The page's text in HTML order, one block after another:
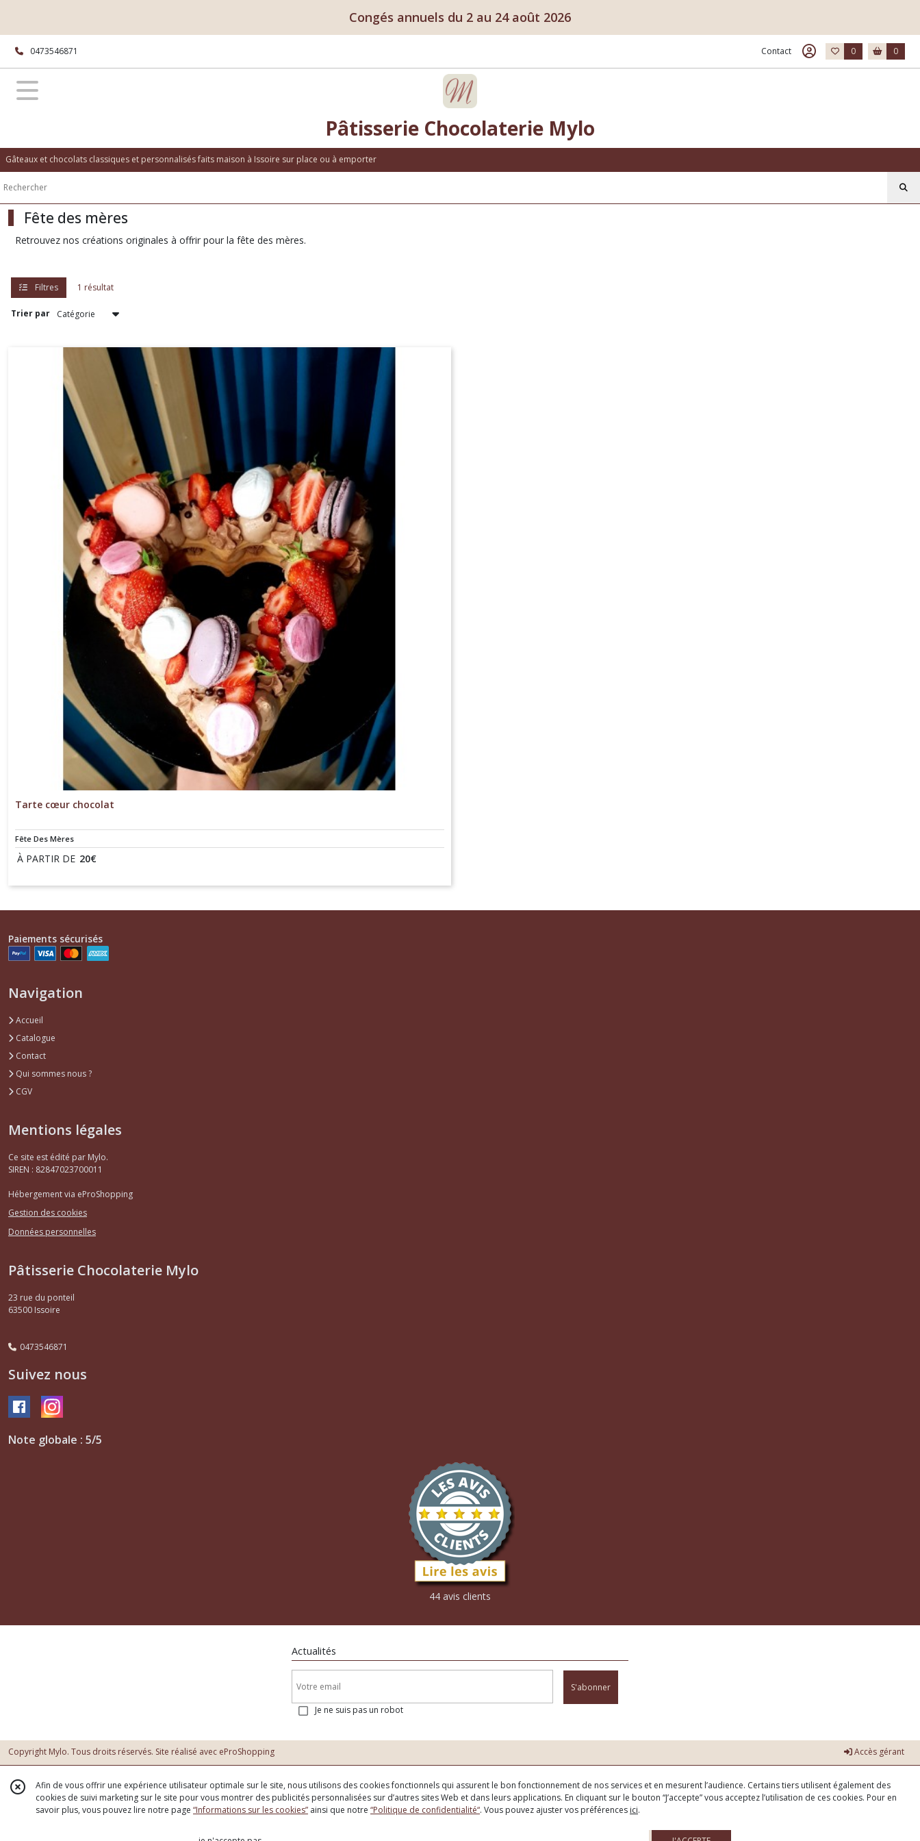
Congés annuels du 2 au 24 août 2026
0473546871 Contact 0 0
Pâtisserie Chocolaterie Mylo
Gâteaux et chocolats classiques et personnalisés faits maison à Issoire sur place ou à emporter
Fête des mères
Retrouvez nos créations originales à offrir pour la fête des mères.
Filtres 1 résultat
Trier par
Tarte cœur chocolat
Fête Des Mères
À PARTIR DE 20€
FILTRES
Tous
Création
de
saison
Fête
mères
les
résultats
Paiements sécurisés
Navigation
Accueil
Catalogue
Contact
Qui sommes nous ?
CGV
Mentions légales
Ce site est édité par Mylo.
SIREN : 82847023700011
Hébergement via eProShopping
Gestion des cookies
Données personnelles
Pâtisserie Chocolaterie Mylo
23 rue du ponteil
63500 Issoire
0473546871
Suivez nous
Note globale : 5/5
44 avis clients
Actualités
S'abonner
Je ne suis pas un robot
Copyright Mylo. Tous droits réservés. Site réalisé avec eProShopping Accès gérant
Afin de vous offrir une expérience utilisateur optimale sur le site, nous utilisons des cookies fonctionnels qui assurent le bon fonctionnement de nos services et en mesurent l’audience. Certains tiers utilisent également des
cookies de suivi marketing sur le site pour vous montrer des publicités personnalisées sur d’autres sites Web et dans leurs applications. En cliquant sur le bouton “J’accepte” vous acceptez l’utilisation de ces cookies. Pour en
savoir plus, vous pouvez lire notre page “Informations sur les cookies” ainsi que notre “Politique de confidentialité“. Vous pouvez ajuster vos préférences ici.